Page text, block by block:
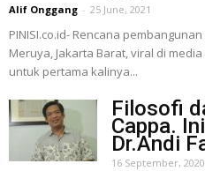
Alif Onggang - 25 June, 2021
PINISI.co.id- Rencana
Meruya, Jakarta Barat, viral di
untuk pertama kalinya...
Filosofi
Cappa.
Dr.Andi
16 September, 2020